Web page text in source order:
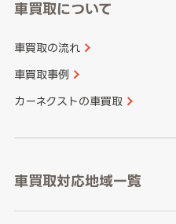
車買取について
車買取の流れ
車買取事例
カーネクストの車買取
車買取対応地域一覧